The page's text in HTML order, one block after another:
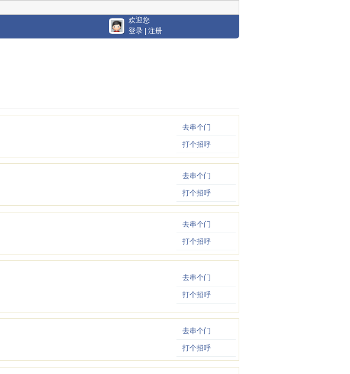
欢迎您
登录
注册
去串个门
打个招呼
去串个门
打个招呼
去串个门
打个招呼
去串个门
打个招呼
去串个门
打个招呼